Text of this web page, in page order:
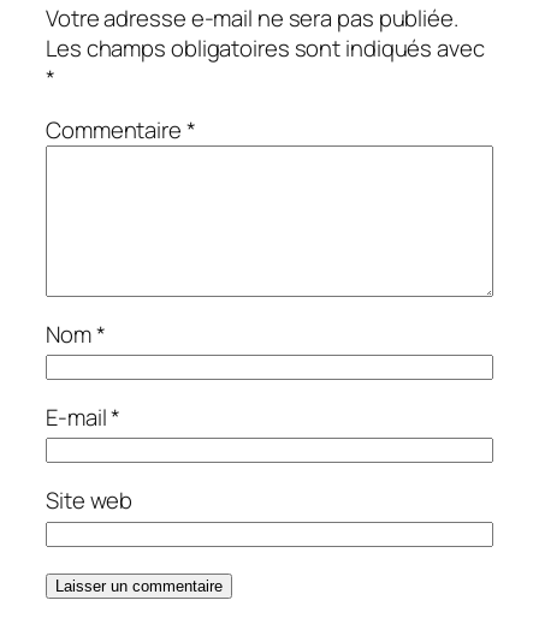
Votre adresse e-mail ne sera pas publiée.
Les champs obligatoires sont indiqués avec
*
Commentaire*
Nom*
E-mail*
Site web